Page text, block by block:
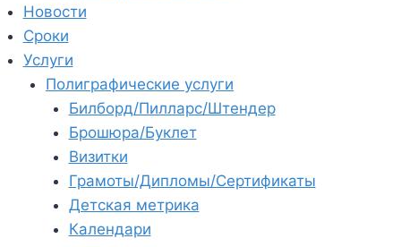
Новости
Сроки
Услуги
Полиграфические услуги
Билборд/Пилларс/Штендер
Брошюра/Буклет
Визитки
Грамоты/Дипломы/Сертификаты
Детская метрика
Календари